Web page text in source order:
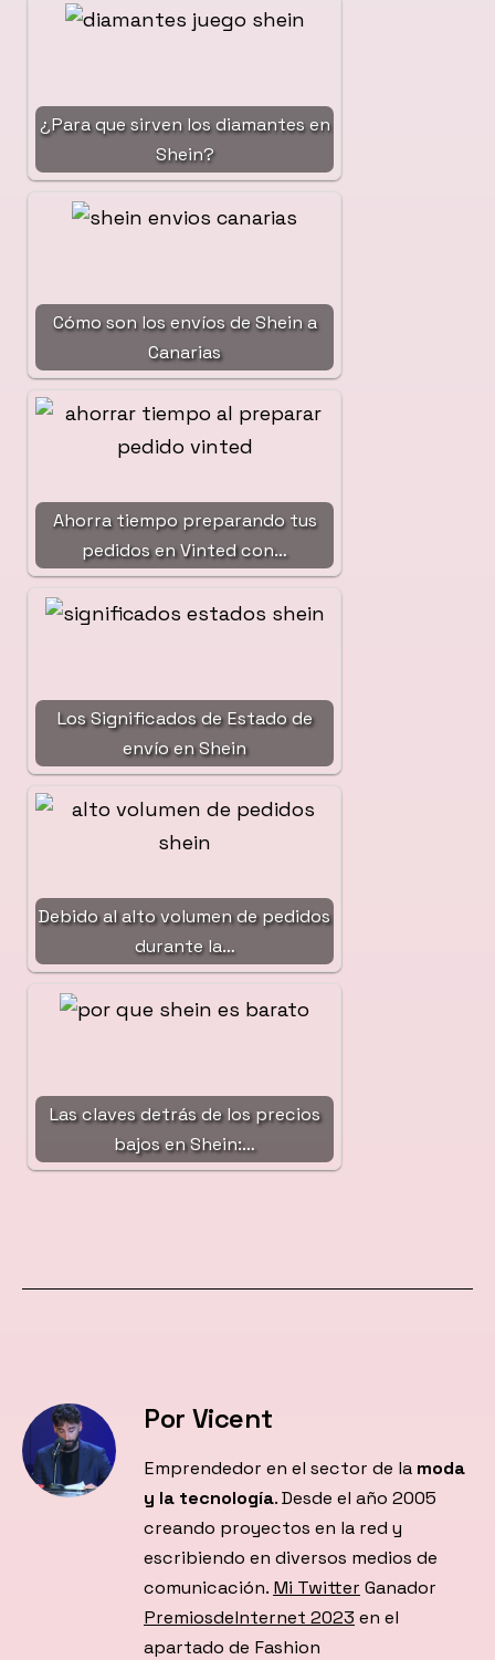
¿Para que sirven los diamantes en
Shein?
Cómo son los envíos de Shein a
Canarias
Ahorra tiempo preparando tus
pedidos en Vinted con…
Los Significados de Estado de
envío en Shein
Debido al alto volumen de pedidos
durante la…
Las claves detrás de los precios
bajos en Shein:…
Por Vicent
Emprendedor en el sector de la moda
y la tecnología. Desde el año 2005
creando proyectos en la red y
escribiendo en diversos medios de
comunicación. Mi Twitter Ganador
PremiosdeInternet 2023 en el
apartado de Fashion